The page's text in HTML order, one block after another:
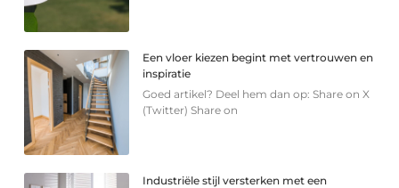
Een vloer kiezen begint met vertrouwen en
inspiratie
Goed artikel? Deel hem dan op: Share on X
(Twitter) Share on
Industriële stijl versterken met een